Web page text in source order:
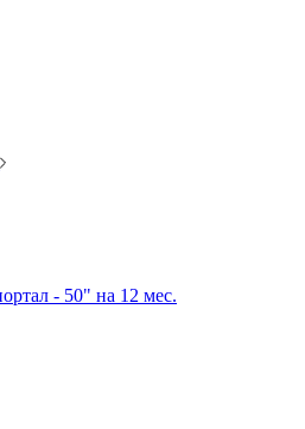
- 50" на 12 мес.